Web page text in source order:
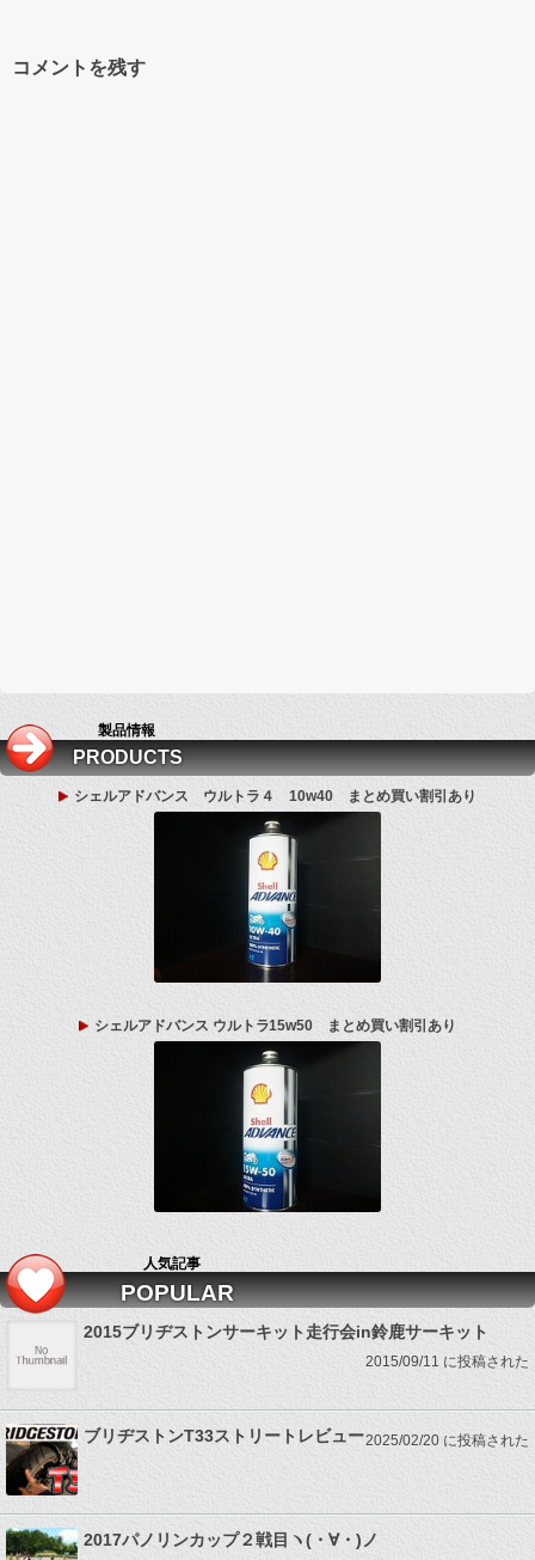
コメントを残す
製品情報
PRODUCTS
シェルアドバンス ウルトラ４ 10w40 まとめ買い割引あり
シェルアドバンス ウルトラ15w50 まとめ買い割引あり
人気記事
POPULAR
2015ブリヂストンサーキット走行会in鈴鹿サーキット
2015/09/11 に投稿された
ブリヂストンT33ストリートレビュー2025/02/20 に投稿された
2017パノリンカップ２戦目ヽ(・∀・)ノ